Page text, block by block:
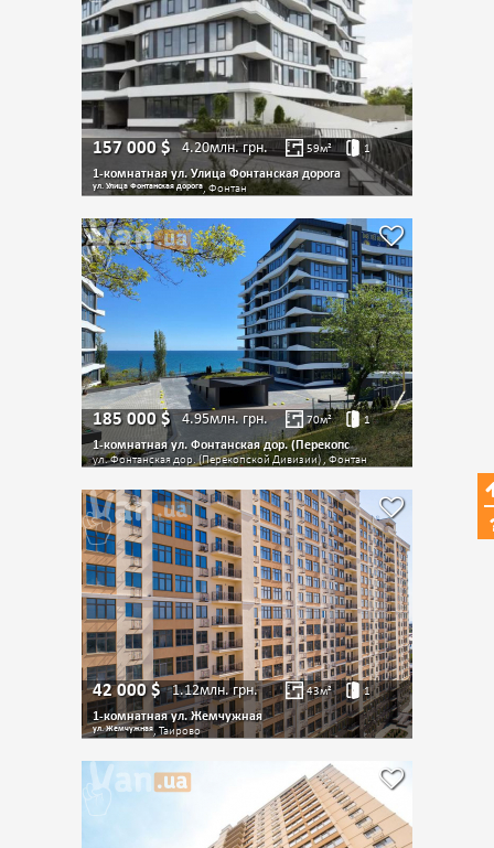
157 000$ 4.20млн.грн. 59м² 1
1-комнатная ул. Улица Фонтанская дорога
ул. Улица Фонтанская дорога, Фонтан
185 000$ 4.95млн. грн. 70м² 1
1-комнатная ул. Фонтанская дор. (Перекопс
ул. Фонтанская дор. (Перекопской Дивизии) , Фонтан
42 000$ 1.12млн.грн. 43м² 1
1-комнатная ул. Жемчужная
ул. Жемчужная, Таирово